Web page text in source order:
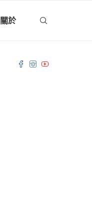
關於